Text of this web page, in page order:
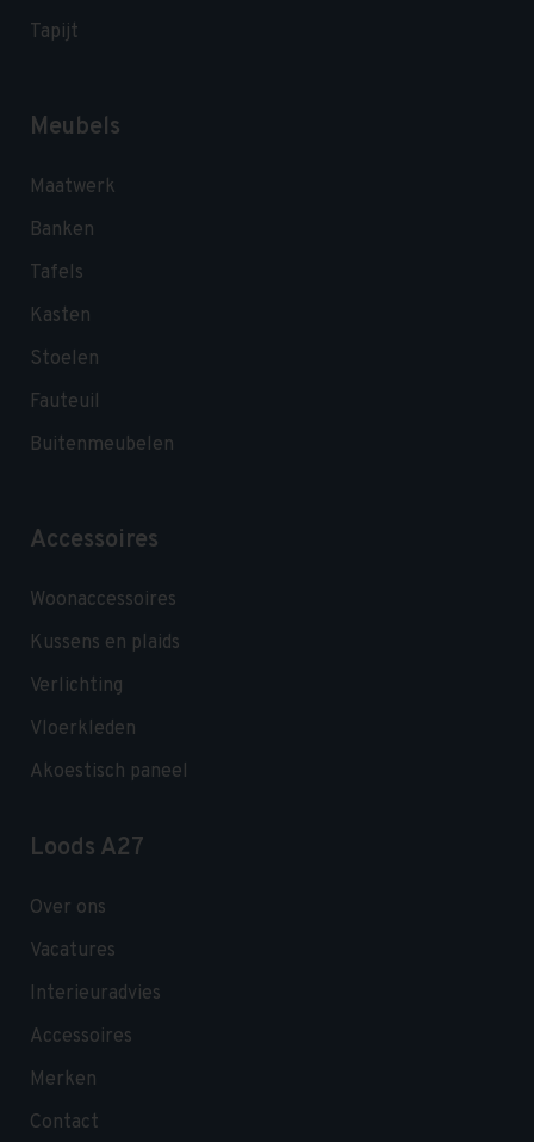
Tapijt
Meubels
Maatwerk
Banken
Tafels
Kasten
Stoelen
Fauteuil
Buitenmeubelen
Accessoires
Woonaccessoires
Kussens en plaids
Verlichting
Vloerkleden
Akoestisch paneel
Loods A27
Over ons
Vacatures
Interieuradvies
Accessoires
Merken
Contact